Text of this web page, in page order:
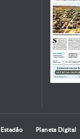
Planeta Digital